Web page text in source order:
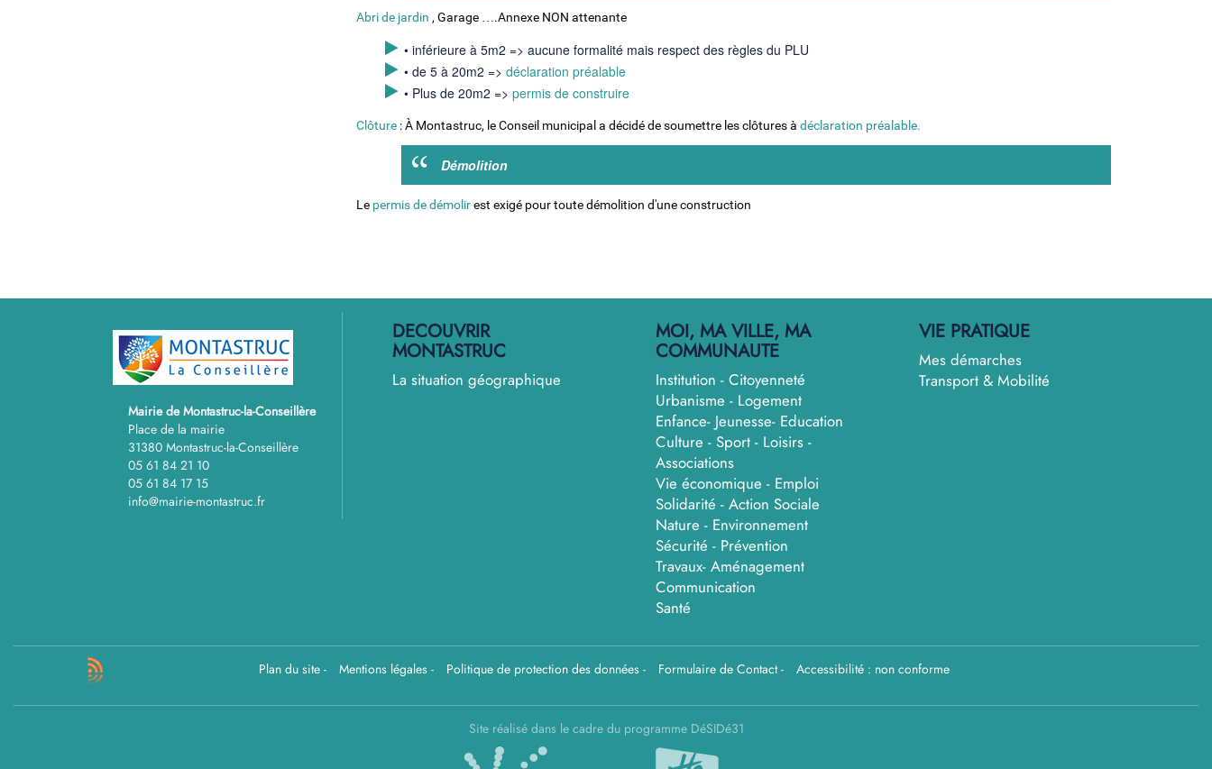
Abri de jardin , Garage ….Annexe NON attenante
• inférieure à 5m2 => aucune formalité mais respect des règles du PLU
• de 5 à 20m2 => déclaration préalable
• Plus de 20m2 => permis de construire
Clôture: À Montastruc, le Conseil municipal a décidé de soumettre les clôtures à déclaration préalable.
Démolition
Le permis de démolirest exigé pour toute démolition d'une construction
Mairie de Montastruc-la-Conseillère
Place de la mairie
31380 Montastruc-la-Conseillère
05 61 84 21 10
05 61 84 17 15
info@mairie-montastruc.fr
DECOUVRIR
MONTASTRUC
La situation géographique
MOI, MA VILLE, MA
COMMUNAUTE
Institution - Citoyenneté
Urbanisme - Logement
Enfance- Jeunesse- Education
Culture - Sport - Loisirs -
Associations
Vie économique - Emploi
Solidarité - Action Sociale
Nature - Environnement
Sécurité - Prévention
Travaux- Aménagement
Communication
Santé
VIE PRATIQUE
Mes démarches
Transport & Mobilité
Plan du site- Mentions légales- Politique de protection des données- Formulaire de Contact- Accessibilité : non conforme
Site réalisé dans le cadre du programme DéSIDé31